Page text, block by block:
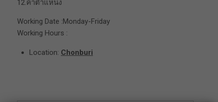
12.ค่าตำแหน่ง
Working Date :Monday-Friday
Working Hours :
Location: Chonburi